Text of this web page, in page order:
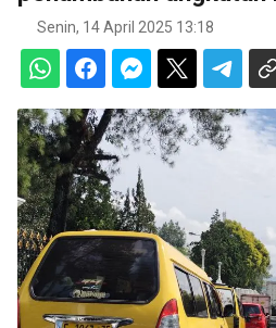
Senin, 14 April 2025 13:18